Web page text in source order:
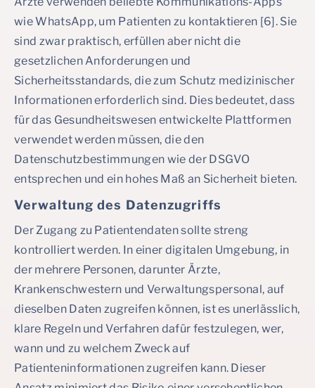
wie WhatsApp, um Patienten zu kontaktieren [6]. Sie
sind zwar praktisch, erfüllen aber nicht die
gesetzlichen Anforderungen und
Sicherheitsstandards, die zum Schutz medizinischer
Informationen erforderlich sind. Dies bedeutet, dass
für das Gesundheitswesen entwickelte Plattformen
verwendet werden müssen, die den
Datenschutzbestimmungen wie der DSGVO
entsprechen und ein hohes Maß an Sicherheit bieten.
Verwaltung des Datenzugriffs
Der Zugang zu Patientendaten sollte streng
kontrolliert werden. In einer digitalen Umgebung, in
der mehrere Personen, darunter Ärzte,
Krankenschwestern und Verwaltungspersonal, auf
dieselben Daten zugreifen können, ist es unerlässlich,
klare Regeln und Verfahren dafür festzulegen, wer,
wann und zu welchem Zweck auf
Patienteninformationen zugreifen kann. Dieser